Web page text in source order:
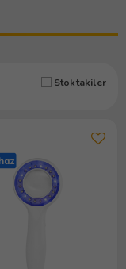
Stoktakiler